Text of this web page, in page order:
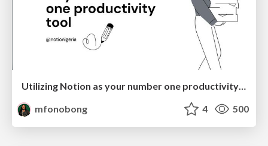
Utilizing Notion as your number one productivity tool
mfonobong
4 500